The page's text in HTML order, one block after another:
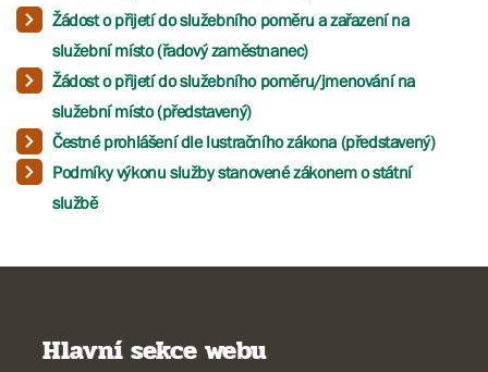
Žádost o přijetí do služebního poměru a zařazení na
služební místo (řadový zaměstnanec)
Žádost o přijetí do služebního poměru/jmenování na
služební místo (představený)
Č​​​estné prohlášení dle lustračního zákona (představený)
Podmíky výkonu služby stanovené zákonem o státní
službě
Hlavní sekce webu